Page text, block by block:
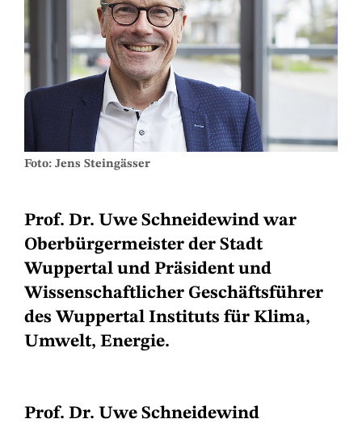
Foto: Jens Steingässer
Prof. Dr. Uwe Schneidewind war
Oberbürgermeister der Stadt
Wuppertal und Präsident und
Wissenschaftlicher Geschäftsführer
des Wuppertal Instituts für Klima,
Umwelt, Energie.
Prof. Dr. Uwe Schneidewind